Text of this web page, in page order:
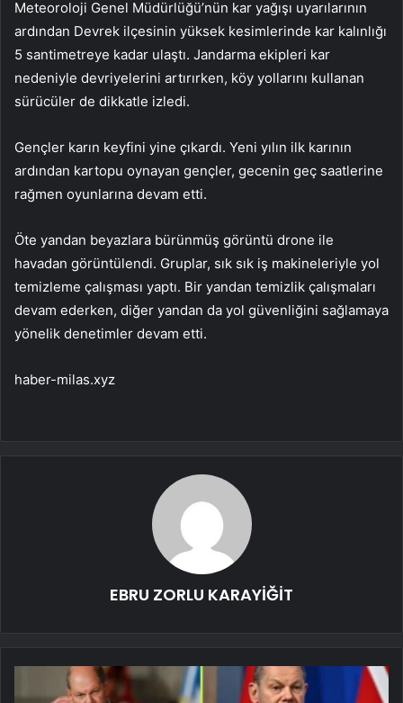
Meteoroloji Genel Müdürlüğü’nün kar yağışı uyarılarının
ardından Devrek ilçesinin yüksek kesimlerinde kar kalınlığı
5 santimetreye kadar ulaştı. Jandarma ekipleri kar
nedeniyle devriyelerini artırırken, köy yollarını kullanan
sürücüler de dikkatle izledi.
Gençler karın keyfini yine çıkardı. Yeni yılın ilk karının
ardından kartopu oynayan gençler, gecenin geç saatlerine
rağmen oyunlarına devam etti.
Öte yandan beyazlara bürünmüş görüntü drone ile
havadan görüntülendi. Gruplar, sık sık iş makineleriyle yol
temizleme çalışması yaptı. Bir yandan temizlik çalışmaları
devam ederken, diğer yandan da yol güvenliğini sağlamaya
yönelik denetimler devam etti.
haber-milas.xyz
EBRU ZORLU KARAYİĞİT